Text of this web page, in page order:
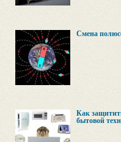
Смена
Как
бытовой